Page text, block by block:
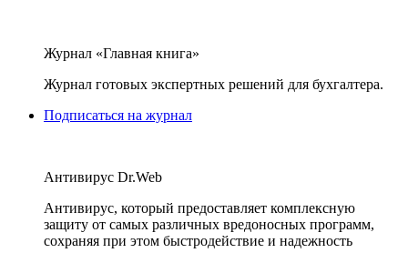
Журнал «Главная книга»
Журнал готовых экспертных решений для бухгалтера.
Подписаться на журнал
Антивирус Dr.Web
Антивирус, который предоставляет комплексную
защиту от самых различных вредоносных программ,
сохраняя при этом быстродействие и надежность